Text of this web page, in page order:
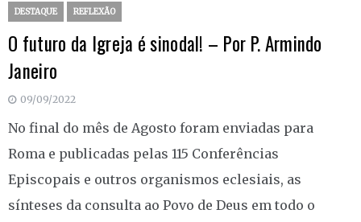
DESTAQUE REFLEXÃO
O futuro da Igreja é sinodal! – Por P. Armindo
Janeiro
09/09/2022
No final do mês de Agosto foram enviadas para
Roma e publicadas pelas 115 Conferências
Episcopais e outros organismos eclesiais, as
sínteses da consulta ao Povo de Deus em todo o